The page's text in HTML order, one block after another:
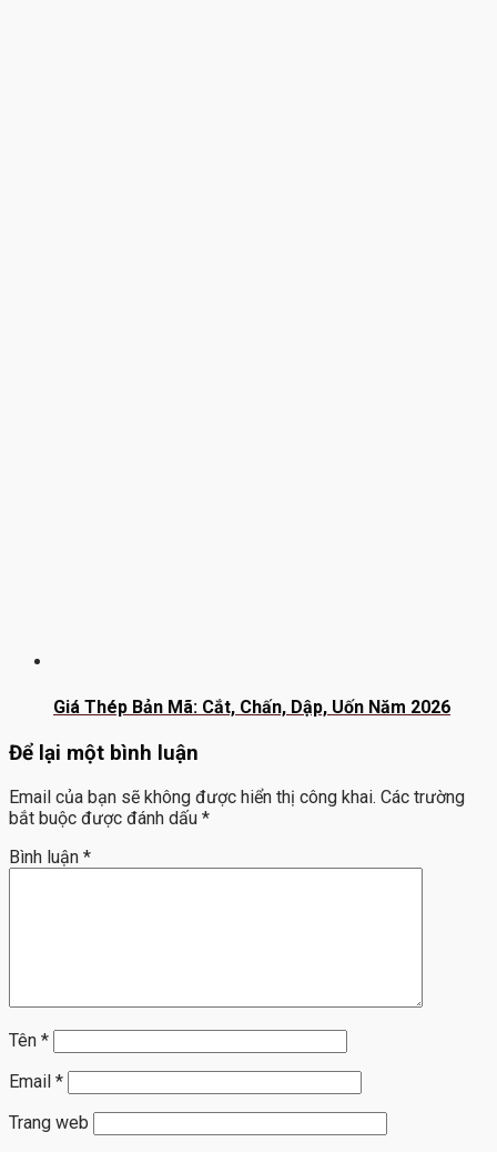
Giá Thép Bản Mã: Cắt, Chấn, Dập, Uốn Năm 2026
Để lại một bình luận
Email của bạn sẽ không được hiển thị công khai. Các trường
bắt buộc được đánh dấu *
Bình luận *
Tên *
Email *
Trang web